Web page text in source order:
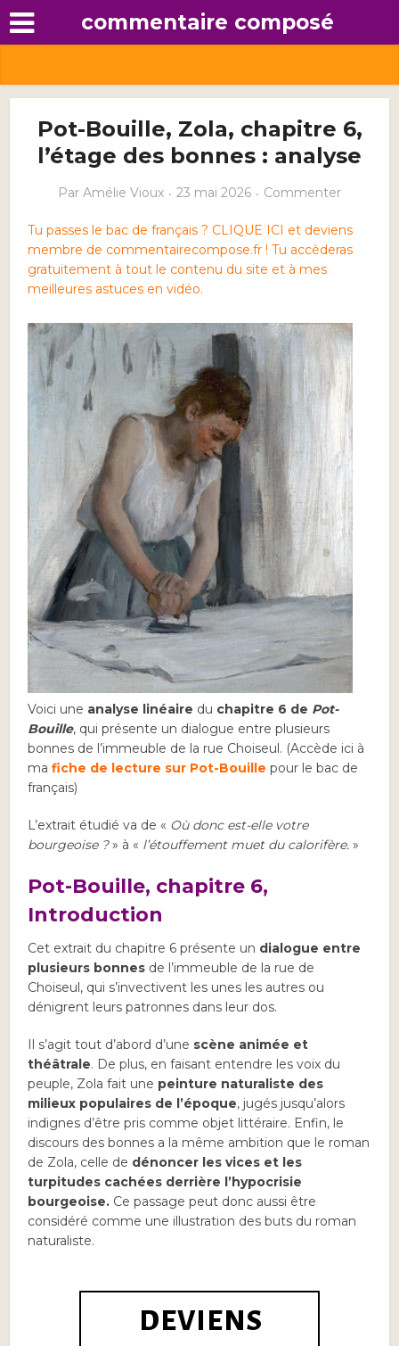
commentaire composé
Pot-Bouille, Zola, chapitre 6,
l’étage des bonnes : analyse
Par Amélie Vioux 23 mai 2026 Commenter
Tu passes le bac de français ? CLIQUE ICI et deviens
membre de commentairecompose.fr ! Tu accèderas
gratuitement à tout le contenu du site et à mes
meilleures astuces en vidéo.
Voici une analyse linéaire du chapitre 6 de Pot-
Bouille, qui présente un dialogue entre plusieurs
bonnes de l’immeuble de la rue Choiseul. (Accède ici à
mafiche de lecture sur Pot-Bouille pour le bac de
français)
L’extrait étudié va de « Où donc est-elle votre
bourgeoise ?» à « l’étouffement muet du calorifère. »
Pot-Bouille, chapitre 6,
Introduction
Cet extrait du chapitre 6 présente un dialogue entre
plusieurs bonnes de l’immeuble de la rue de
Choiseul, qui s’invectivent les unes les autres ou
dénigrent leurs patronnes dans leur dos.
Il s’agit tout d’abord d’une scène animée et
théâtrale. De plus, en faisant entendre les voix du
peuple, Zola fait une peinture naturaliste des
milieux populaires de l’époque, jugés jusqu’alors
indignes d’être pris comme objet littéraire. Enfin, le
discours des bonnes a la même ambition que le roman
de Zola, celle de dénoncer les vices et les
turpitudes cachées derrière l’hypocrisie
bourgeoise. Ce passage peut donc aussi être
considéré comme une illustration des buts du roman
naturaliste.
DEVIENS